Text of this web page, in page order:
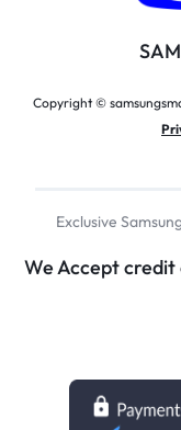
Copyright ©
Exclusive
We Accept credit